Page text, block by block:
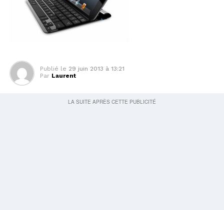
Publié le 29 juin 2013 à 13:21
Par Laurent